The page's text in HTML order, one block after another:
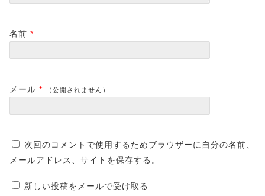
名前 *
メール * （公開されません）
次回のコメントで使用するためブラウザーに自分の名前、
メールアドレス、サイトを保存する。
新しい投稿をメールで受け取る